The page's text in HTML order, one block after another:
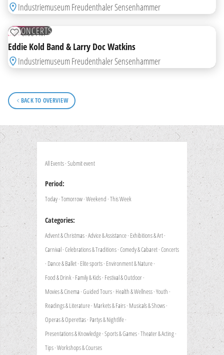
Industriemuseum Freudenthaler Sensenhammer
14
CONCERTS
ADD TO WATCHLIST
SAT8:00 PM
Eddie Kold Band & Larry Doc Watkins
Industriemuseum Freudenthaler Sensenhammer
BACK TO OVERVIEW
All Events·Submit event
Period:
Today·Tomorrow·Weekend ·This Week
Categories:
Advent & Christmas·Advice & Assistance· Exhibitions & Art·
Carnival·Celebrations & Traditions·Comedy & Cabaret·Concerts
· Dance & Ballet· Elite sports· Environment & Nature·
Food & Drink· Family & Kids· Festival & Outdoor·
Movies & Cinema ·Guided Tours· Health & Wellness·Youth ·
Readings & Literature· Markets & Fairs· Musicals & Shows·
Operas & Operettas· Partys & Nightlife·
Presentations & Knowledge·Sports & Games·Theater & Acting·
Tips·Workshops & Courses